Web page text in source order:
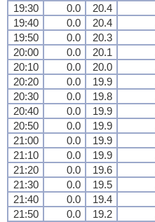
19:30
0.0 20.4
19:40
0.0 20.4
19:50
0.0 20.3
20:00
0.0 20.1
20:10
0.0 20.0
20:20
0.0 19.9
20:30
0.0 19.8
20:40
0.0 19.9
20:50
0.0 19.9
21:00
0.0 19.9
21:10
0.0 19.9
21:20
0.0 19.6
21:30
0.0 19.5
21:40
0.0 19.4
21:50
0.0 19.2